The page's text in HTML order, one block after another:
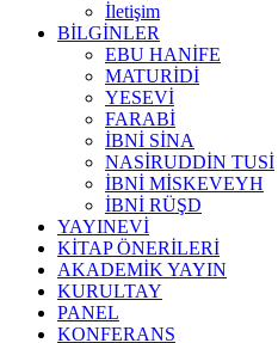
İletişim
BİLGİNLER
EBU HANİFE
MATURİDİ
YESEVİ
FARABİ
İBNİ SİNA
NASİRUDDİN TUSİ
İBNİ MİSKEVEYH
İBNİ RÜŞD
YAYINEVİ
KİTAP ÖNERİLERİ
AKADEMİK YAYIN
KURULTAY
PANEL
KONFERANS